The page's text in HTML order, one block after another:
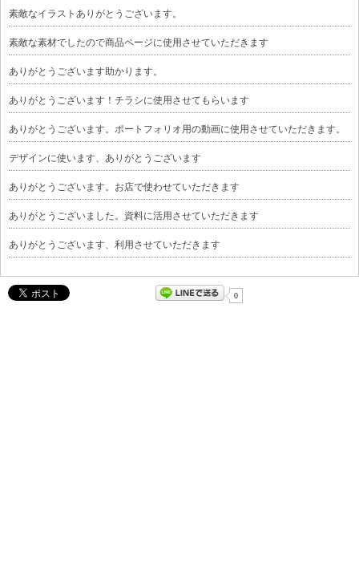
素敵なイラストありがとうございます。
素敵な素材でしたので商品ページに使用させていただきます
ありがとうございます助かります。
ありがとうございます！チラシに使用させてもらいます
ありがとうございます。ポートフォリオ用の動画に使用させていただきます。
デザインに使います、ありがとうございます
ありがとうございます。お店で使わせていただきます
ありがとうございました。資料に活用させていただきます
ありがとうございます、利用させていただきます
0